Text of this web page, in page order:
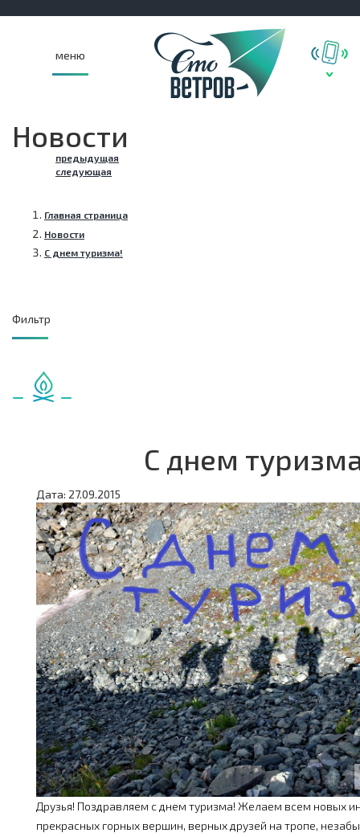
меню
Новости
предыдущая
следующая
Главная страница
Новости
С днем туризма!
Фильтр
С днем
Дата: 27.09.2015
Друзья! Поздравляем с днем туризма! Желаем всем новых
прекрасных горных вершин, верных друзей на тропе,